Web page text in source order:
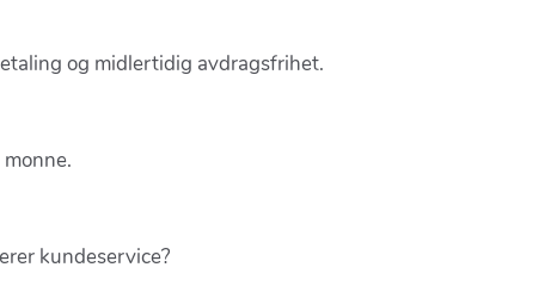
og midlertidig avdragsfrihet.
kundeservice?